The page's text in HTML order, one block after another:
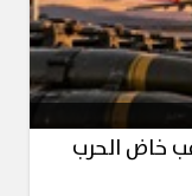
خاض الحرب